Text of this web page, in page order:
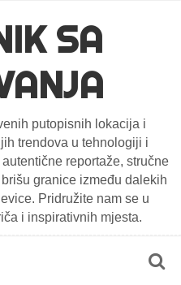
SA
putopisnih lokacija i
trendova u tehnologiji i
reportaže, stručne
granice između dalekih
Pridružite nam se u
i inspirativnih mjesta.